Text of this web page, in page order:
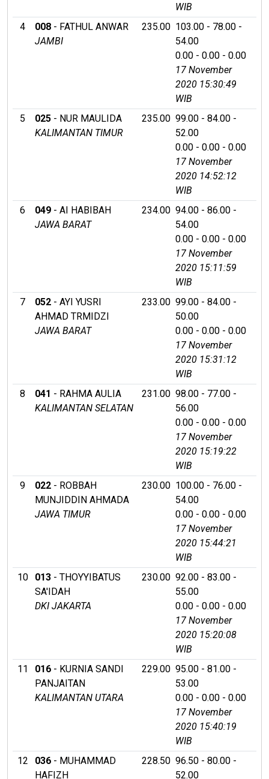
WIB
4
008 - FATHUL ANWAR
JAMBI
235.00 103.00 - 78.00 -
54.00
0.00 - 0.00 - 0.00
17 November
2020 15:30:49
WIB
5
025 - NUR MAULIDA
KALIMANTAN TIMUR
235.00 99.00 - 84.00 -
52.00
0.00 - 0.00 - 0.00
17 November
2020 14:52:12
WIB
6
049 - AI HABIBAH
JAWA BARAT
234.00 94.00 - 86.00 -
54.00
0.00 - 0.00 - 0.00
17 November
2020 15:11:59
WIB
7
052 - AYI YUSRI
AHMAD TRMIDZI
JAWA BARAT
233.00 99.00 - 84.00 -
50.00
0.00 - 0.00 - 0.00
17 November
2020 15:31:12
WIB
8
041 - RAHMA AULIA
KALIMANTAN SELATAN
231.00 98.00 - 77.00 -
56.00
0.00 - 0.00 - 0.00
17 November
2020 15:19:22
WIB
9
022 - ROBBAH
MUNJIDDIN AHMADA
JAWA TIMUR
230.00 100.00 - 76.00 -
54.00
0.00 - 0.00 - 0.00
17 November
2020 15:44:21
WIB
10
013 - THOYYIBATUS
SA'IDAH
DKI JAKARTA
230.00 92.00 - 83.00 -
55.00
0.00 - 0.00 - 0.00
17 November
2020 15:20:08
WIB
11
016 - KURNIA SANDI
PANJAITAN
KALIMANTAN UTARA
229.00 95.00 - 81.00 -
53.00
0.00 - 0.00 - 0.00
17 November
2020 15:40:19
WIB
12
036 - MUHAMMAD
HAFIZH
228.50 96.50 - 80.00 -
52.00